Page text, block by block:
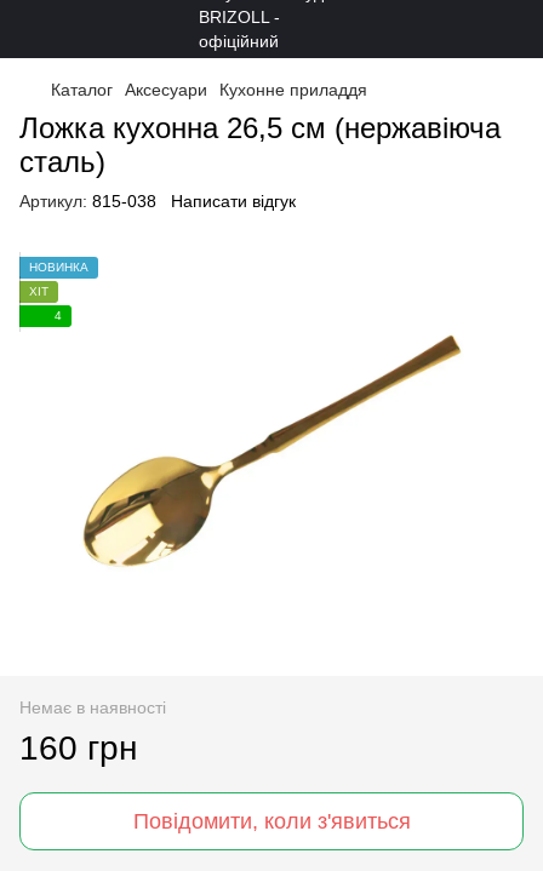
Каталог Аксесуари Кухонне приладдя
Ложка кухонна 26,5 см (нержавіюча
сталь)
Артикул: 815-038 Написати відгук
НОВИНКА
ХІТ
4
Немає в наявності
160 грн
Повідомити, коли з'явиться